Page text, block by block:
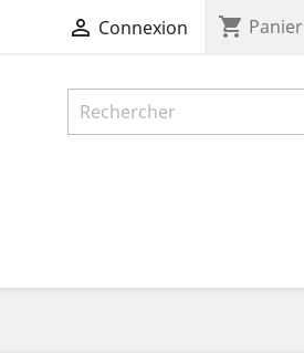
 Connexion shopping_cart Panier